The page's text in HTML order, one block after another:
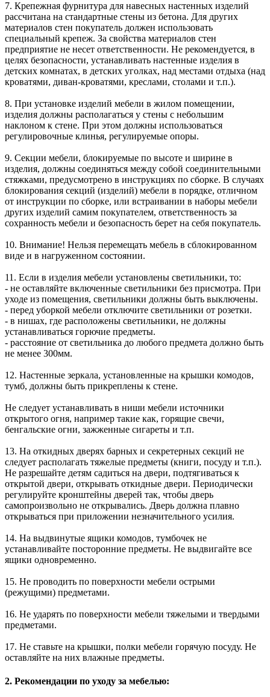
7. Крепежная фурнитура для навесных настенных изделий
рассчитана на стандартные стены из бетона. Для других
материалов стен покупатель должен использовать
специальный крепеж. За свойства материалов стен
предприятие не несет ответственности. Не рекомендуется, в
целях безопасности, устанавливать настенные изделия в
детских комнатах, в детских уголках, над местами отдыха (над
кроватями, диван-кроватями, креслами, столами и т.п.).
8. При установке изделий мебели в жилом помещении,
изделия должны располагаться у стены с небольшим
наклоном к стене. При этом должны использоваться
регулировочные клинья, регулируемые опоры.
9. Секции мебели, блокируемые по высоте и ширине в
изделия, должны соединяться между собой соединительными
стяжками, предусмотрено в инструкциях по сборке. В случаях
блокирования секций (изделий) мебели в порядке, отличном
от инструкции по сборке, или встраивании в наборы мебели
других изделий самим покупателем, ответственность за
сохранность мебели и безопасность берет на себя покупатель.
10. Внимание! Нельзя перемещать мебель в сблокированном
виде и в нагруженном состоянии.
11. Если в изделия мебели установлены светильники, то:
- не оставляйте включенные светильники без присмотра. При
уходе из помещения, светильники должны быть выключены.
- перед уборкой мебели отключите светильники от розетки.
- в нишах, где расположены светильники, не должны
устанавливаться горючие предметы.
- расстояние от светильника до любого предмета должно быть
не менее 300мм.
12. Настенные зеркала, установленные на крышки комодов,
тумб, должны быть прикреплены к стене.
Не следует устанавливать в ниши мебели источники
открытого огня, например такие как, горящие свечи,
бенгальские огни, зажженные сигареты и т.п.
13. На откидных дверях барных и секретерных секций не
следует располагать тяжелые предметы (книги, посуду и т.п.).
Не разрешайте детям садиться на двери, подтягиваться к
открытой двери, открывать откидные двери. Периодически
регулируйте кронштейны дверей так, чтобы дверь
самопроизвольно не открывались. Дверь должна плавно
открываться при приложении незначительного усилия.
14. На выдвинутые ящики комодов, тумбочек не
устанавливайте посторонние предметы. Не выдвигайте все
ящики одновременно.
15. Не проводить по поверхности мебели острыми
(режущими) предметами.
16. Не ударять по поверхности мебели тяжелыми и твердыми
предметами.
17. Не ставьте на крышки, полки мебели горячую посуду. Не
оставляйте на них влажные предметы.
2. Рекомендации по уходу за мебелью: